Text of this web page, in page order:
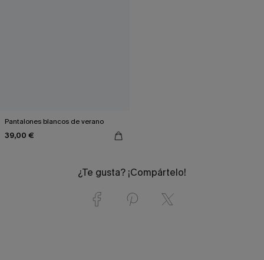
Pantalones blancos de verano
39,00 €
¿Te gusta? ¡Compártelo!